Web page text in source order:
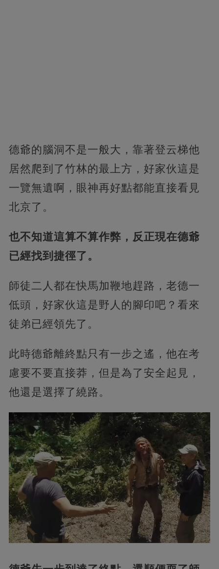
德爺的腦洞不是一般大，靠著登云梯他
居然爬到了竹林的最上方，好家伙這是
一覽無遺啊，眼神再好點都能直接看見
北京了。
也不知道這算不算作弊，反正現在德爺
已經找到捷徑了。
師徒二人都在快馬加鞭地趕路，老德一
低頭，好家伙這是野人的腳印吧？看來
徒弟已經領先了。
此時德爺離終點只有一步之遙，他在考
慮要不要直接莽，但是為了安全起見，
他還是選擇了繞路。